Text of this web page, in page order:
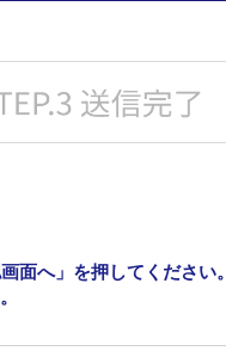
面へ」を押してください。